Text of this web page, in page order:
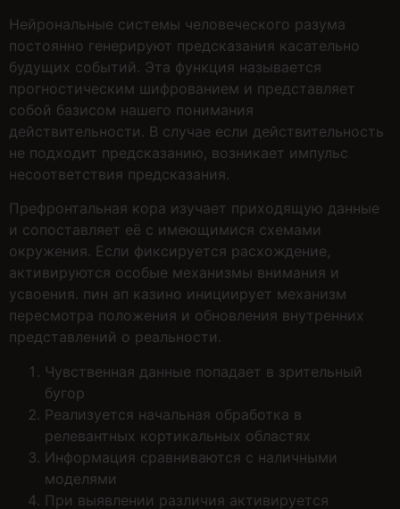
Нейрональные системы человеческого разума
постоянно генерируют предсказания касательно
будущих событий. Эта функция называется
прогностическим шифрованием и представляет
собой базисом нашего понимания
действительности. В случае если действительность
не подходит предсказанию, возникает импульс
несоответствия предсказания.
Префронтальная кора изучает приходящую данные
и сопоставляет её с имеющимися схемами
окружения. Если фиксируется расхождение,
активируются особые механизмы внимания и
усвоения. пин ап казино инициирует механизм
пересмотра положения и обновления внутренних
представлений о реальности.
Чувственная данные попадает в зрительный
бугор
Реализуется начальная обработка в
релевантных кортикальных областях
Информация сравниваются с наличными
моделями
При выявлении различия активируется